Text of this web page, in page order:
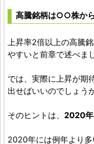
高騰銘柄は○○株か
上昇率2倍以上の高騰
やすいと前章で述べま
では、実際に上昇が期
出せばいいのでしょうか
そのヒントは、 2020年
2020年には例年より